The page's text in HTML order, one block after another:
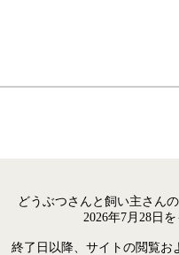
どうぶつさんと飼い主さん
2026年7月28日
終了日以降、サイトの閲覧お